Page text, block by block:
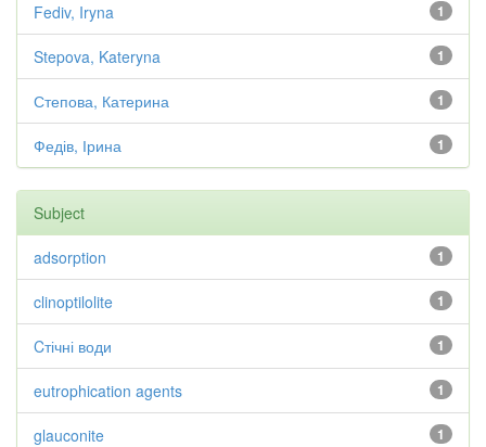
1
Fediv, Iryna
1
Stepova, Kateryna
1
Степова, Катерина
1
Федів, Ірина
Subject
1
adsorption
1
clinoptilolite
1
Cтічні води
1
eutrophication agents
1
glauconite